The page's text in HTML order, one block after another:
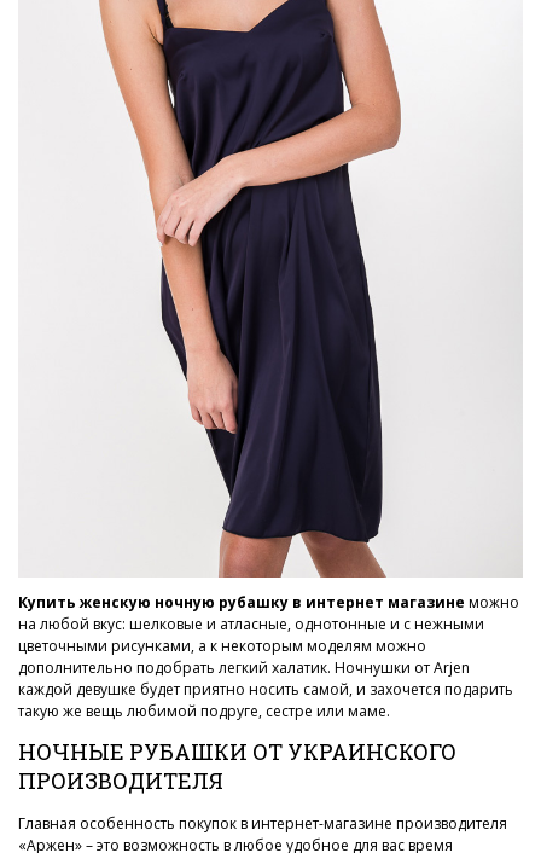
Купить женскую ночную рубашку в интернет магазине можно
на любой вкус: шелковые и атласные, однотонные и с нежными
цветочными рисунками, а к некоторым моделям можно
дополнительно подобрать легкий халатик. Ночнушки от Arjen
каждой девушке будет приятно носить самой, и захочется подарить
такую же вещь любимой подруге, сестре или маме.
НОЧНЫЕ РУБАШКИ ОТ УКРАИНСКОГО
ПРОИЗВОДИТЕЛЯ
Главная особенность покупок в интернет-магазине производителя
«Аржен» – это возможность в любое удобное для вас время